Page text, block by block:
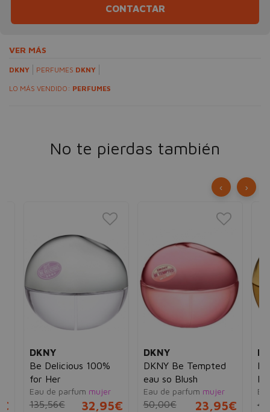
CONTACTAR
VER MÁS
DKNY PERFUMES DKNY
LO MÁS VENDIDO: PERFUMES
No te pierdas también
DKNY
Be Delicious 100%
for Her
Eau de parfum mujer
135,56€ 32,95€
DKNY
DKNY Be Tempted
eau so Blush
Eau de parfum mujer
50,00€ 23,95€
‹ ›